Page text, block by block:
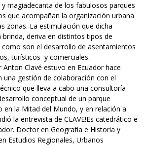
magiadecanta de los fabulosos parques
que acompañan la organización urbana
zonas. La estimulación que dicha
brinda, deriva en distintos tipos de
son el desarrollo de asentamientos
turísticos y comerciales.
Anton Clavé estuvo en Ecuador hace
una gestión de colaboración con el
que lleva a cabo una consultoría
conceptual de un parque
en la Mitad del Mundo, y en relación a
la entrevista de CLAVE!Es catedrático e
Doctor en Geografía e Historia y
Estudios Regionales, Urbanos